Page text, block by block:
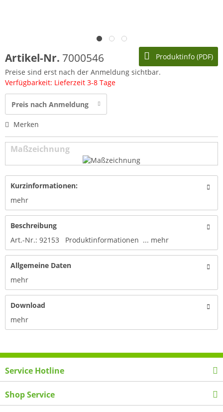
Produktinfo (PDF)
Artikel-Nr. 7000546
Preise sind erst nach der Anmeldung sichtbar.
Verfügbarkeit: Lieferzeit 3-8 Tage
Preis nach Anmeldung
Merken
Maßzeichnung
Kurzinformationen:
mehr
Beschreibung
Art.-Nr.: 92153 Produktinformationen ... mehr
Allgemeine Daten
mehr
Download
mehr
Service Hotline
Shop Service